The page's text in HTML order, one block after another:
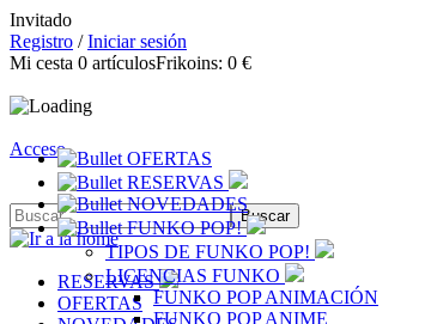
Invitado
Registro /Iniciar sesión
Mi cesta 0 artículosFrikoins: 0 €
Acceso
RESERVAS
OFERTAS
OFERTAS
RESERVAS
NOVEDADES
FUNKO POP!
TIPOS DE FUNKO POP!
LICENCIAS FUNKO
FUNKO POP ANIMACIÓN
FUNKO POP ANIME